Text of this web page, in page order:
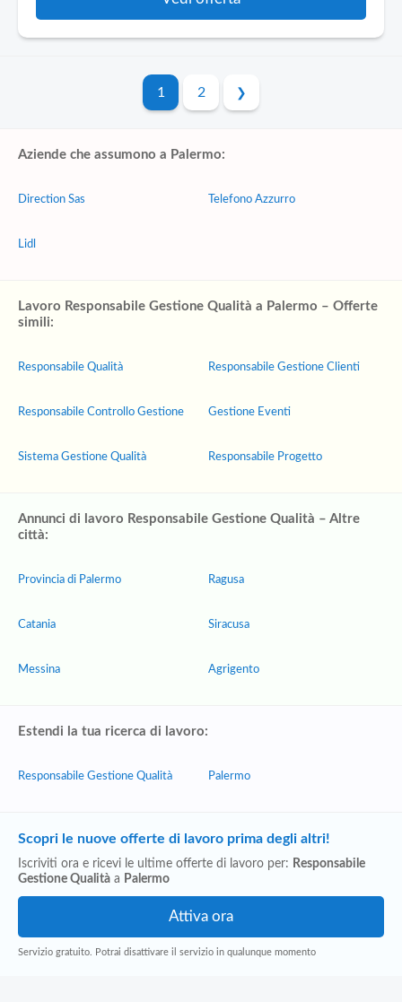
1 2
Aziende che assumono a Palermo:
Direction Sas
Lidl
Telefono Azzurro
Lavoro Responsabile Gestione Qualità a Palermo – Offerte
simili:
Responsabile Qualità
Responsabile Controllo Gestione
Sistema Gestione Qualità
Responsabile Gestione Clienti
Gestione Eventi
Responsabile Progetto
Annunci di lavoro Responsabile Gestione Qualità – Altre
città:
Provincia di Palermo
Catania
Messina
Ragusa
Siracusa
Agrigento
Estendi la tua ricerca di lavoro:
Responsabile Gestione Qualità Palermo
Scopri le nuove offerte di lavoro prima degli altri!
Iscriviti ora e ricevi le ultime offerte di lavoro per: Responsabile
Gestione Qualità a Palermo
Servizio gratuito. Potrai disattivare il servizio in qualunque momento